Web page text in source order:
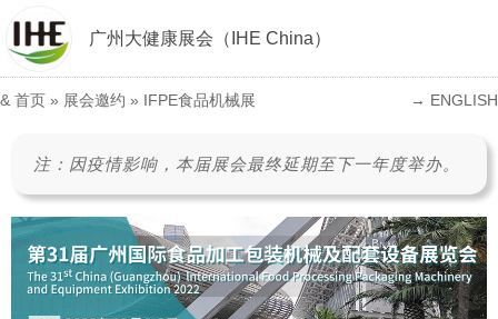
广州大健康展会（IHE China）
& 首页 » 展会邀约 » IFPE食品机械展 → ENGLISH
注：因疫情影响，本届展会最终延期至下一年度举办。